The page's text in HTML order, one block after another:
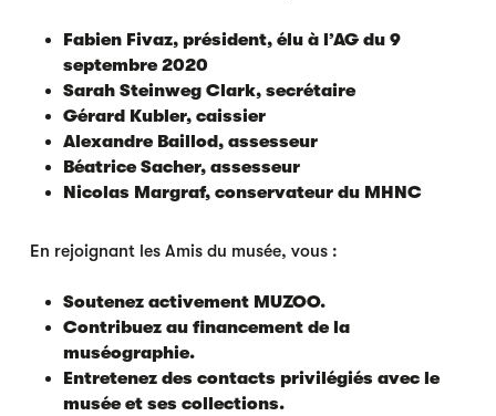
Fabien Fivaz, président, élu à l’AG du 9
septembre 2020
Sarah Steinweg Clark, secrétaire
Gérard Kubler, caissier
Alexandre Baillod, assesseur
Béatrice Sacher, assesseur
Nicolas Margraf, conservateur du MHNC
En rejoignant les Amis du musée, vous :
Soutenez activement MUZOO.
Contribuez au financement de la
muséographie.
Entretenez des contacts privilégiés avec le
musée et ses collections.